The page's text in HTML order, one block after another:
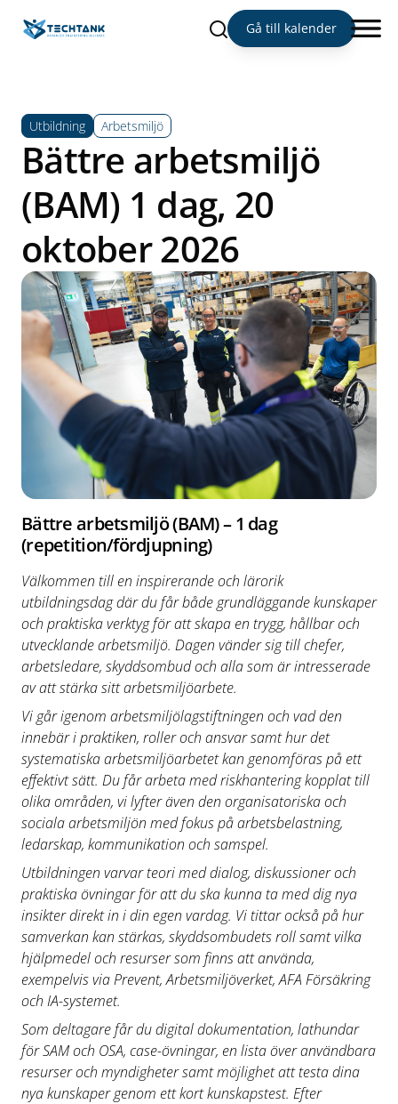
Sök Gå till kalender
Utbildning Arbetsmiljö
Bättre arbetsmiljö
(BAM) 1 dag, 20
oktober 2026
Bättre arbetsmiljö (BAM) – 1 dag
(repetition/fördjupning)
Välkommen till en inspirerande och lärorik
utbildningsdag där du får både grundläggande kunskaper
och praktiska verktyg för att skapa en trygg, hållbar och
utvecklande arbetsmiljö. Dagen vänder sig till chefer,
arbetsledare, skyddsombud och alla som är intresserade
av att stärka sitt arbetsmiljöarbete.
Vi går igenom arbetsmiljölagstiftningen och vad den
innebär i praktiken, roller och ansvar samt hur det
systematiska arbetsmiljöarbetet kan genomföras på ett
effektivt sätt. Du får arbeta med riskhantering kopplat till
olika områden, vi lyfter även den organisatoriska och
sociala arbetsmiljön med fokus på arbetsbelastning,
ledarskap, kommunikation och samspel.
Utbildningen varvar teori med dialog, diskussioner och
praktiska övningar för att du ska kunna ta med dig nya
insikter direkt in i din egen vardag. Vi tittar också på hur
samverkan kan stärkas, skyddsombudets roll samt vilka
hjälpmedel och resurser som finns att använda,
exempelvis via Prevent, Arbetsmiljöverket, AFA Försäkring
och IA-systemet.
Som deltagare får du digital dokumentation, lathundar
för SAM och OSA, case-övningar, en lista över användbara
resurser och myndigheter samt möjlighet att testa dina
nya kunskaper genom ett kort kunskapstest. Efter